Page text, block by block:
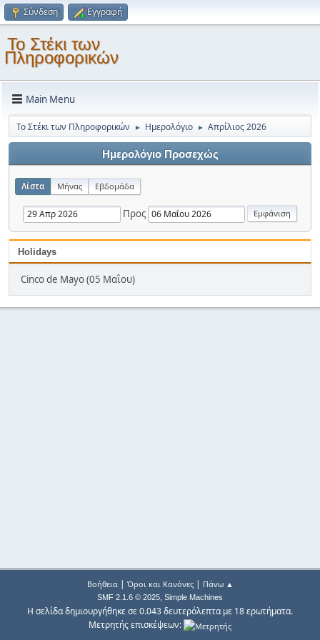
Σύνδεση Εγγραφή
Το Στέκι των
Πληροφορικών
Main Menu
Το Στέκι των Πληροφορικών ► Ημερολόγιο ► Απρίλιος 2026
Ημερολόγιο Προσεχώς
Λίστα Μήνας Εβδομάδα
Προς
Holidays
Cinco de Mayo (05 Μαΐου)
Βοήθεια| Όροι και Κανόνες| Πάνω ▲
SMF 2.1.6 © 2025, Simple Machines
Η σελίδα δημιουργήθηκε σε 0.043 δευτερόλεπτα με 18 ερωτήματα.
Μετρητής επισκέψεων: